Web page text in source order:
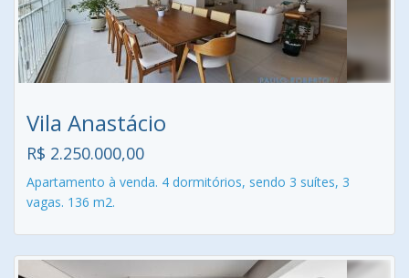
Vila Anastácio
R$ 2.250.000,00
Apartamento à venda. 4 dormitórios, sendo 3 suítes, 3
vagas. 136 m2.